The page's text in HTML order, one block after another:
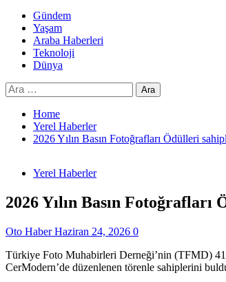
Gündem
Yaşam
Araba Haberleri
Teknoloji
Dünya
Home
Yerel Haberler
2026 Yılın Basın Fotoğrafları Ödülleri
Yerel Haberler
2026 Yılın Basın
Oto HaberHaziran 24, 2026 0
Türkiye Foto Muhabirleri Derneği’nin (TFMD) 41
CerModern’de düzenlenen törenle sahiplerini